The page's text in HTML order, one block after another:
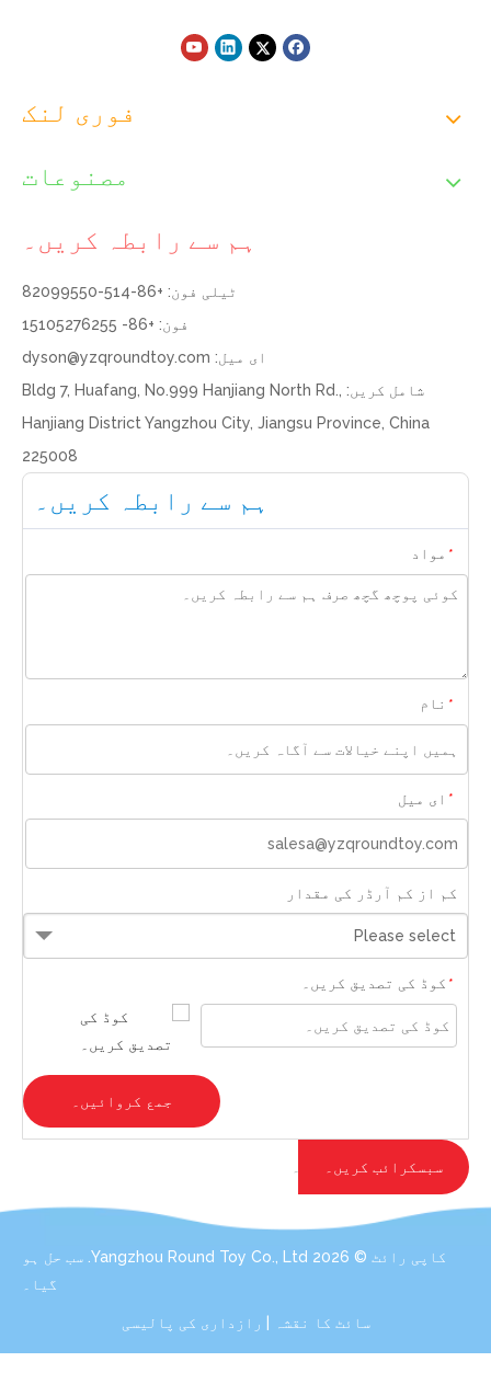
فوری لنک
مصنوعات
ہم سے رابطہ کریں۔
ٹیلی فون: +86-514-82099550
فون: +86- 15105276255
ای میل: dyson@yzqroundtoy.com
شامل کریں: Bldg 7, Huafang, No.999 Hanjiang North Rd.,
Hanjiang District Yangzhou City, Jiangsu Province, China
225008
ہم سے رابطہ کریں۔
* مواد
* نام
* ای میل
کم از کم آرڈر کی مقدار
Please select
* کوڈ کی تصدیق کریں۔
جمع کروائیں۔
سبسکرائب کریں۔
کاپی رائٹ © 2026
Yangzhou Round Toy Co., Ltd. سب حل ہو
گیا۔
سائٹ کا نقشہ رازداری کی پالیسی